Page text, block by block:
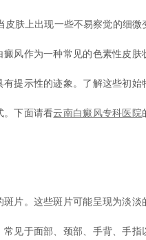
皮肤上出现一些不易察觉的细微
风作为一种常见的色素性皮肤
提示性的迹象。了解这些初始
。下面请看云南白癜风专科医院
片。这些斑片可能呈现为淡淡
见于面部、颈部、手背、手指